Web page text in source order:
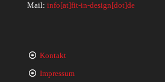
Mail: info[at]fit-in-design[dot]de
Kontakt
Impressum